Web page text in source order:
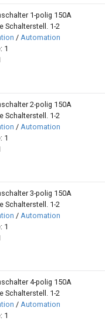
1-polig 150A
Schalterstell. 1-2
/ Automation
1
2-polig 150A
Schalterstell. 1-2
/ Automation
1
3-polig 150A
Schalterstell. 1-2
/ Automation
1
4-polig 150A
Schalterstell. 1-2
/ Automation
1